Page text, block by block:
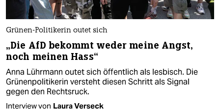
Grünen-Politikerin outet sich
„Die AfD bekommt weder meine Angst,
noch meinen Hass“
Anna Lührmann outet sich öffentlich als lesbisch. Die
Grünenpolitikerin versteht diesen Schritt als Signal
gegen den Rechtsruck.
Interview von Laura Verseck